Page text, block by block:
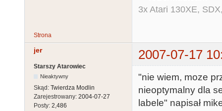
3x Atari 130XE,
Strona
jer 2007-07-17
Starszy Atarowiec
Nieaktywny
Skąd: Twierdza Modlin
Zarejestrowany: 2004-07-27
Posty: 2,486
"nie wiem, moze
nieoptymalny dla
labele" napisał